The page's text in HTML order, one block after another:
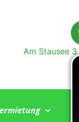
Am Stausee